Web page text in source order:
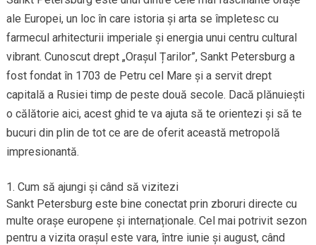
ale Europei, un loc în care istoria și arta se împletesc cu
farmecul arhitecturii imperiale și energia unui centru cultural
vibrant. Cunoscut drept „Orașul Țarilor”, Sankt Petersburg a
fost fondat în 1703 de Petru cel Mare și a servit drept
capitală a Rusiei timp de peste două secole. Dacă plănuiești
o călătorie aici, acest ghid te va ajuta să te orientezi și să te
bucuri din plin de tot ce are de oferit această metropolă
impresionantă.
Cum să ajungi și când să vizitezi
Sankt Petersburg este bine conectat prin zboruri directe cu
multe orașe europene și internaționale. Cel mai potrivit sezon
pentru a vizita orașul este vara, între iunie și august, când